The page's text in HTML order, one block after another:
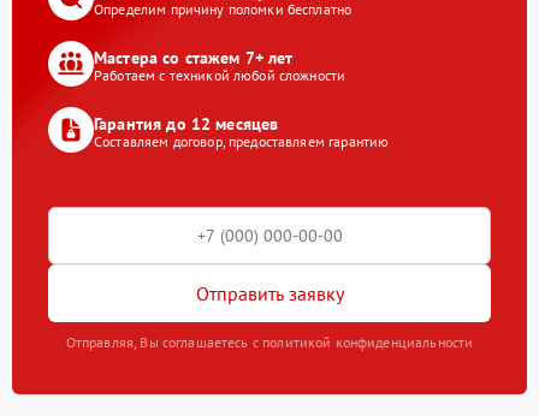
Определим причину поломки бесплатно
Мастера со стажем 7+ лет
Работаем с техникой любой сложности
Гарантия до 12 месяцев
Составляем договор, предоставляем гарантию
Отправить заявку
Отправляя, Вы соглашаетесь с политикой конфиденциальности